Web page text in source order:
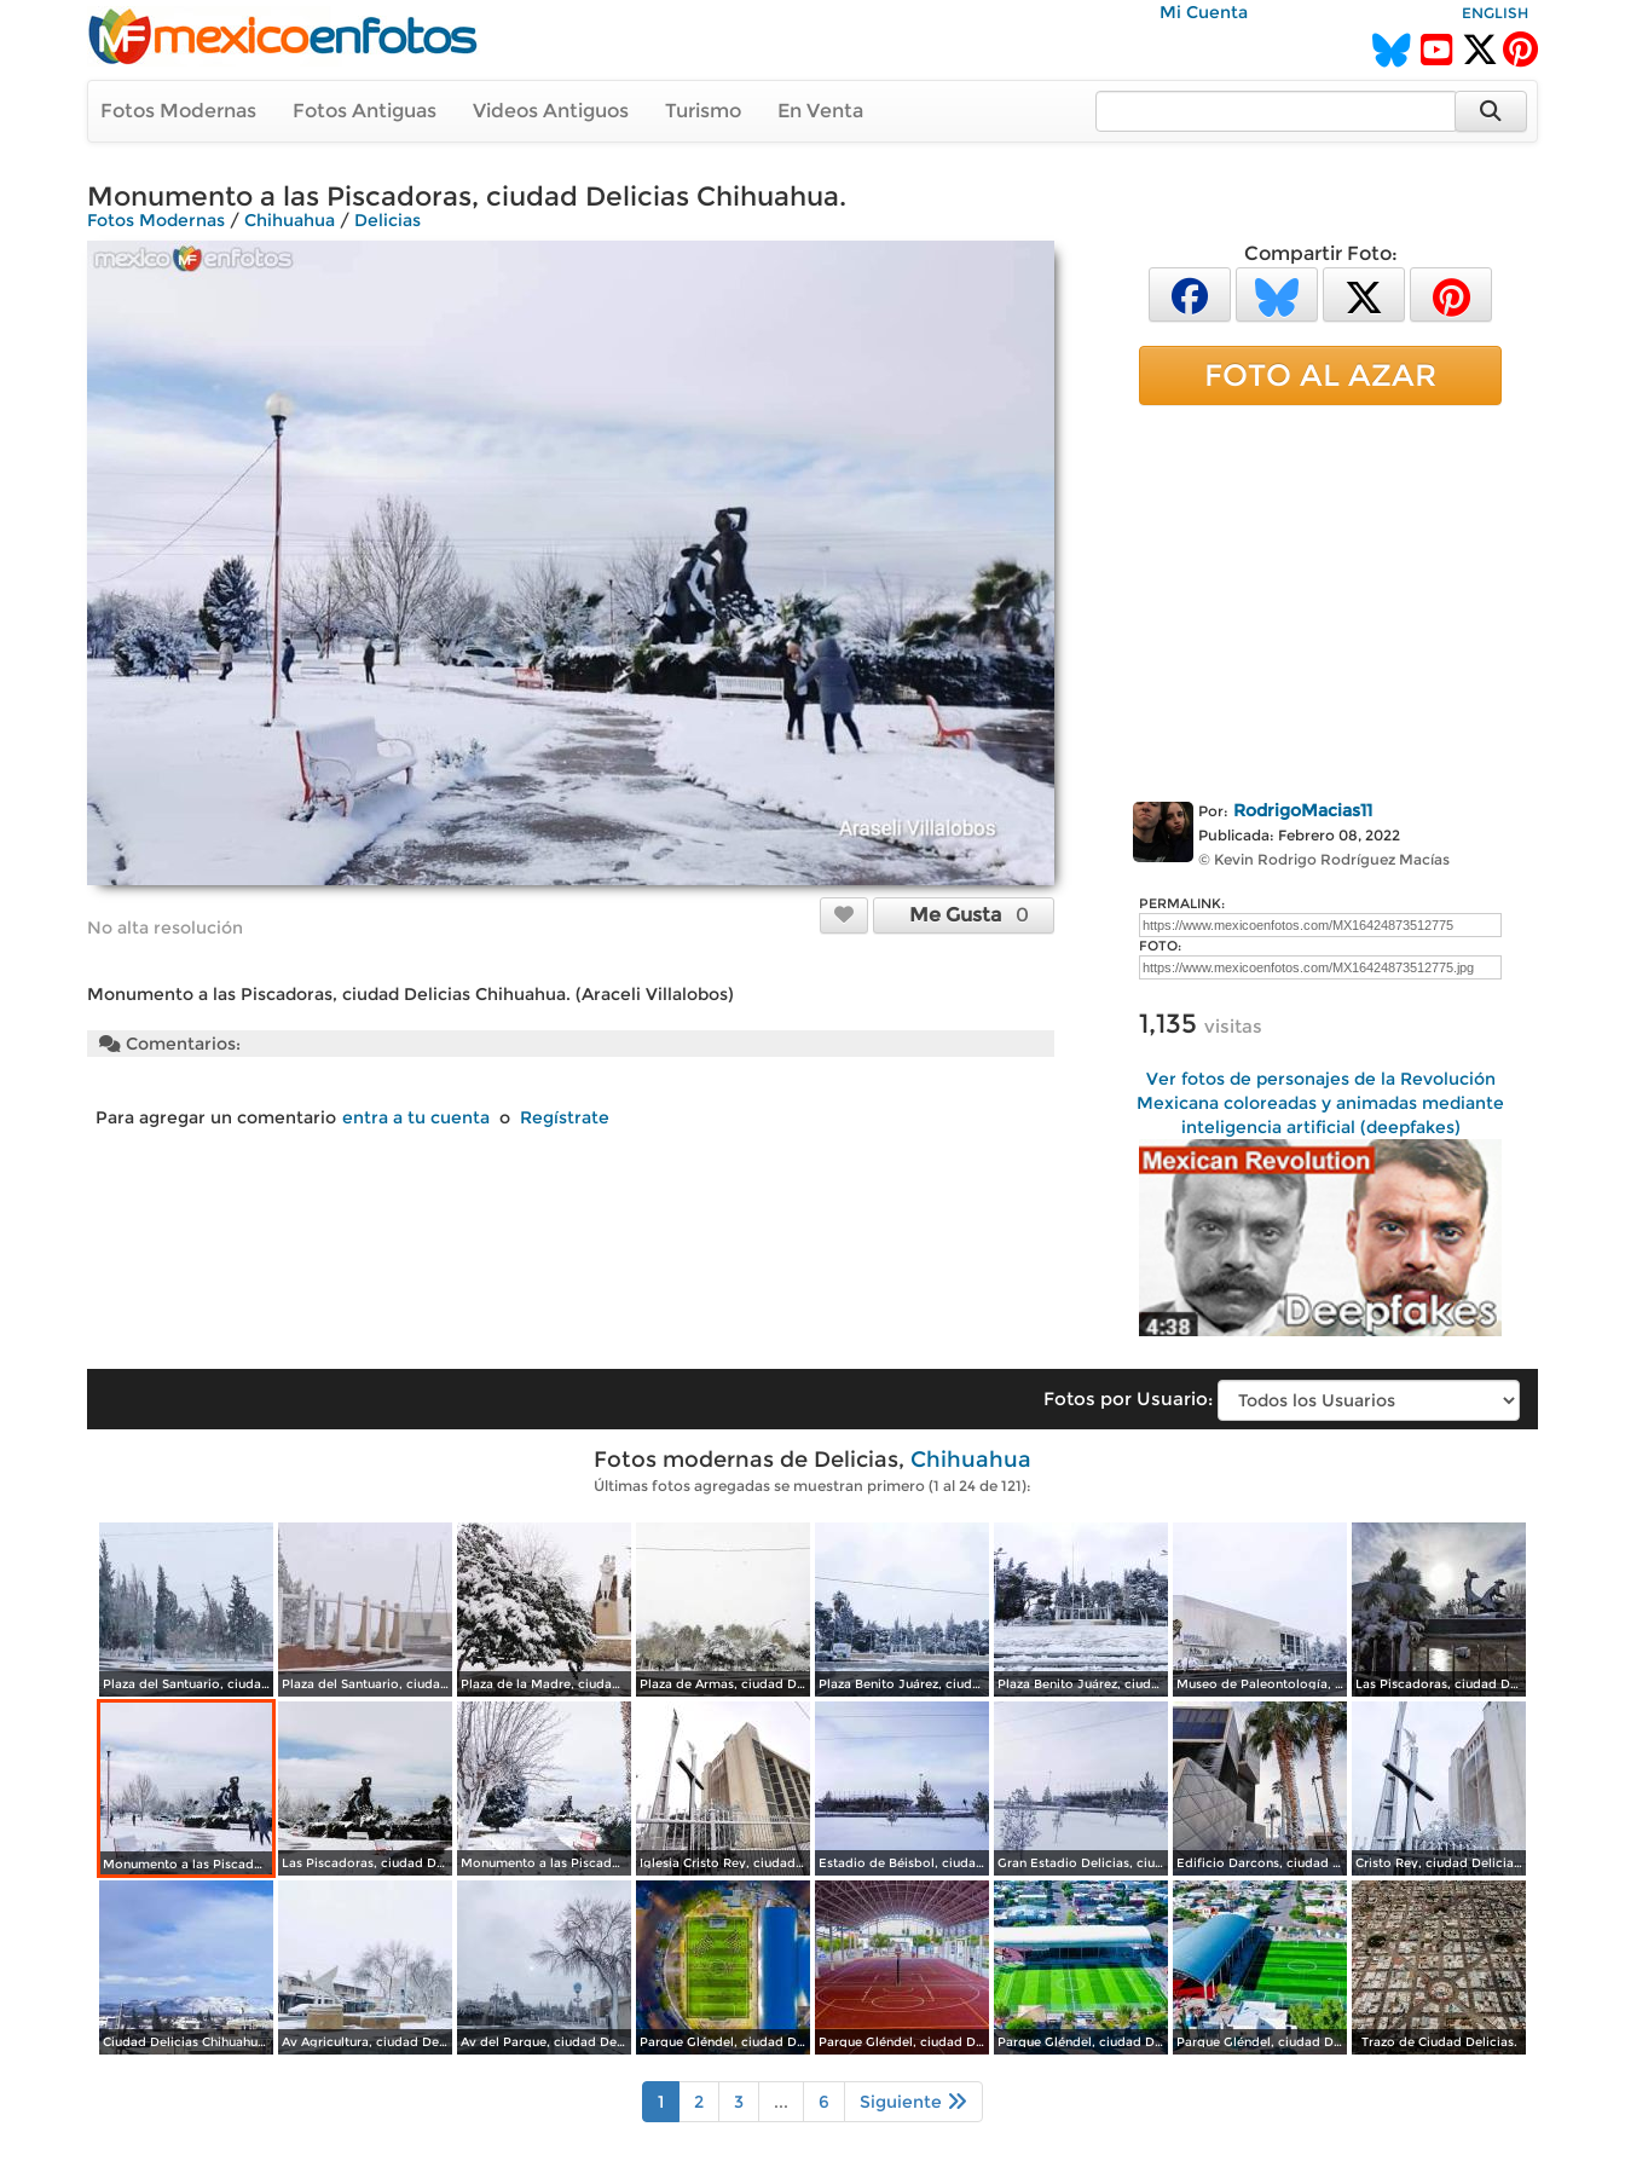
Mi Cuenta ENGLISH
Fotos Modernas Fotos Antiguas Videos Antiguos Turismo En Venta
Monumento a las Piscadoras, ciudad Delicias Chihuahua.
Fotos Modernas / Chihuahua / Delicias
No alta resolución
Me Gusta 0
Monumento a las Piscadoras, ciudad Delicias Chihuahua. (Araceli Villalobos)
Comentarios:
Para agregar un comentario entra a tu cuenta o Regístrate
Compartir Foto:
FOTO AL AZAR
Por: RodrigoMacias11
Publicada: Febrero 08, 2022
© Kevin Rodrigo Rodríguez Macías
PERMALINK:
FOTO:
1,135 visitas
Ver fotos de personajes de la Revolución
Mexicana coloreadas y animadas mediante
inteligencia artificial (deepfakes)
Fotos por Usuario:
Fotos modernas de Delicias, Chihuahua
Últimas fotos agregadas se muestran primero (1 al 24 de 121):
Plaza del Santuario, ciudad Delicias Chihuahua. Plaza del Santuario, ciudad Delicias. Plaza de la Madre, ciudad Delicias. Plaza de Armas, ciudad Delicias. Plaza Benito Juárez, ciudad Delicias Chihuahua. Plaza Benito Juárez, ciudad Delicias. Museo de Paleontología, ciudad Delicias. Las Piscadoras, ciudad Delicias Chihuahua.
Monumento a las Piscadoras, ciudad Delicias Chihuahua. Las Piscadoras, ciudad Delicias. Monumento a las Piscadoras, ciudad Delicias. Iglesia Cristo Rey, ciudad Delicias. Estadio de Béisbol, ciudad Delicias. Gran Estadio Delicias, ciudad Delicias. Edificio Darcons, ciudad Delicias. Cristo Rey, ciudad Delicias.
Ciudad Delicias Chihuahua en Invierno. Av Agricultura, ciudad Delicias. Av del Parque, ciudad Delicias. Parque Gléndel, ciudad Delicias. Parque Gléndel, ciudad Delicias Chihuahua. Parque Gléndel, ciudad Delicias Chihuahua. Parque Gléndel, ciudad Delicias. Trazo de Ciudad Delicias.
1 2 3 ... 6 Siguiente